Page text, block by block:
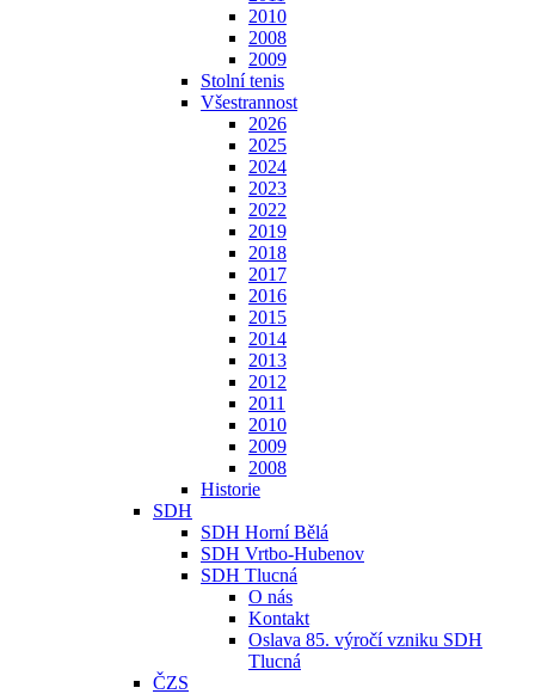
2010
2008
2009
Stolní tenis
Všestrannost
2026
2025
2024
2023
2022
2019
2018
2017
2016
2015
2014
2013
2012
2011
2010
2009
2008
Historie
SDH
SDH Horní Bělá
SDH Vrtbo-Hubenov
SDH Tlucná
O nás
Kontakt
Oslava 85. výročí vzniku SDH
Tlucná
ČZS